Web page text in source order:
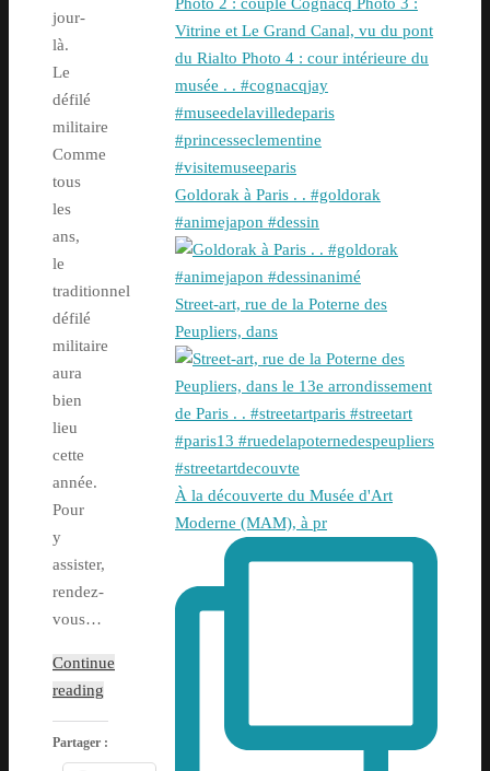
jour-
là.
Le
défilé
militaire
Comme
tous
les
ans,
le
traditionnel
défilé
militaire
aura
bien
lieu
cette
année.
Pour
y
assister,
rendez-
vous…
Continue
reading
Partager :
Goldorak à Paris . . #goldorak
#animejapon #dessin
Street-art, rue de la Poterne des
Peupliers, dans
À la découverte du Musée d'Art
Moderne (MAM), à pr